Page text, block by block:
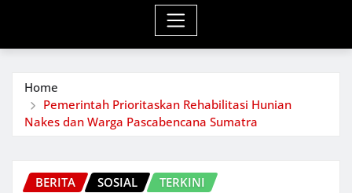
Home
Pemerintah Prioritaskan Rehabilitasi Hunian
Nakes dan Warga Pascabencana Sumatra
BERITA SOSIAL TERKINI